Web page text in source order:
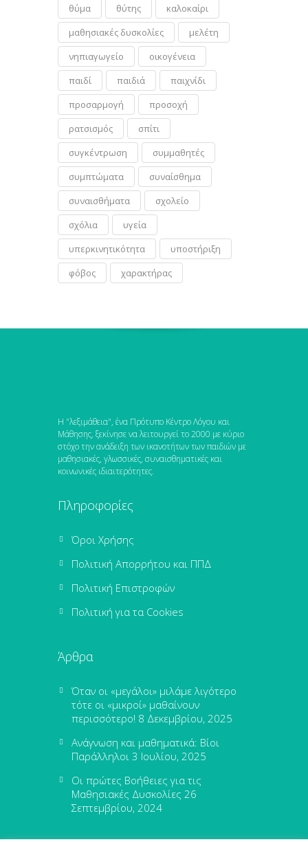
θύμα
θύτης
καλοκαίρι
μαθησιακές δυσκολίες
μελέτη
νηπιαγωγείο
οικογένεια
παιδί
παιδιά
παιχνίδι
προσαρμογή
προσοχή
ρατσισμός
σπίτι
συγκέντρωση
συμμαθητές
συμπτώματα
συναίσθημα
συναισθήματα
σχολείο
σχόλια
υγεία
υπερκινητικότητα
υποστήριξη
φόβος
χαρακτήρας
Η "λεξιμάθεια", ένα Πρότυπο Κέντρο Λόγου και
Μάθησης, ξεκίνησε να λειτουργεί το 2000 με κύριο
στόχο την ανάδειξη των ικανοτήτων των παιδιών με
μαθησιακές, γλωσσικές, συναισθηματικές και
κοινωνικές ιδιαιτερότητες.
Πληροφορίες
Όροι Χρήσης
Πολιτική Απορρήτου και ΠΠΔ
Πολιτική Επιστροφών
Πολιτική για τα Cookies
Άρθρα
Όταν οι «μεγάλοι» μιλάμε λιγότερο
τότε οι «μικροί» μαθαίνουν
περισσότερο! 8 Δεκεμβρίου, 2025
Ανάγνωση και μαθηματικά: Βίοι
Παράλληλοι 3 Ιουλίου, 2025
Οι πρώτες Βοήθειες για τις
Μαθησιακές Δυσκολίες 26
Σεπτεμβρίου, 2024